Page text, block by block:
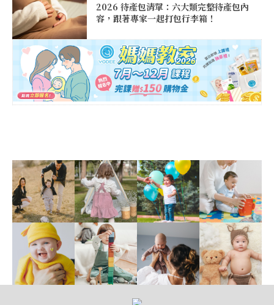
2026 待產包清單：六大類完整待產包內
容，跟著專家一起打包行李箱！